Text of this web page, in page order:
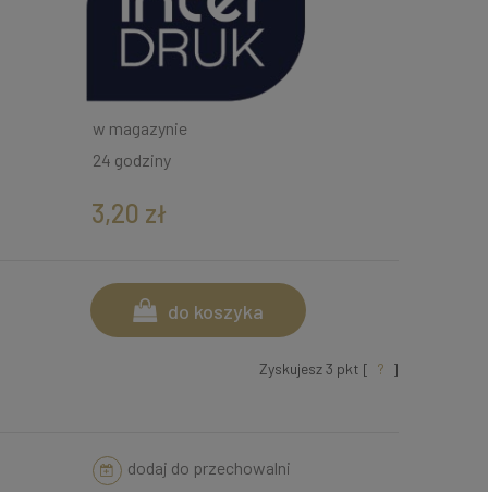
w magazynie
24 godziny
3,20 zł
do koszyka
Zyskujesz3 pkt [ ? ]
dodaj do przechowalni